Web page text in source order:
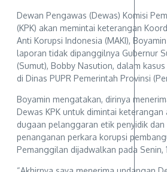
Dewan Pengawas (Dewas) Komisi
(KPK) akan memintai keterangan
Anti Korupsi Indonesia (MAKI),
laporan tidak dipanggilnya Gubernur
(Sumut), Bobby Nasution, dalam
di Dinas PUPR Pemerintah Provinsi
Boyamin mengatakan, dirinya
Dewas KPK untuk dimintai keterangan
dugaan pelanggaran etik penyidik
penanganan perkara korupsi
Pemanggilan dijadwalkan pada Senin,